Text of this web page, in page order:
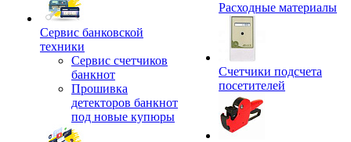
Сервис банковской
техники
Сервис счетчиков
банкнот
Прошивка
детекторов банкнот
под новые купюры
Расходные материалы
Счетчики подсчета
посетителей